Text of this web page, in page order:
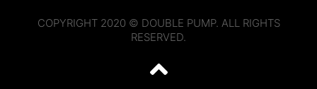
COPYRIGHT 2020 © DOUBLE PUMP. ALL RIGHTS
RESERVED.